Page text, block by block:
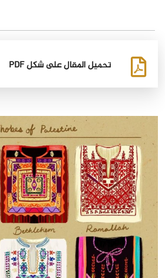
تحميل المقال على شكل PDF